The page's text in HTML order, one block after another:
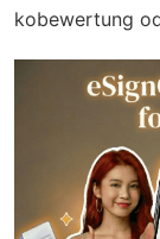
kobewertung